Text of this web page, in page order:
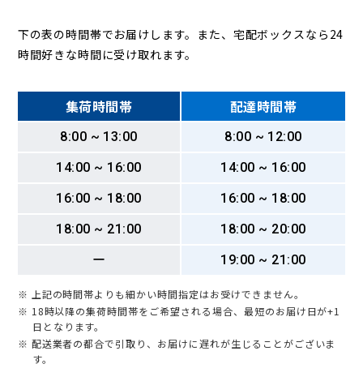
下の表の時間帯でお届けします。また、宅配ボックスなら24
時間好きな時間に受け取れます。
集荷時間帯 配達時間帯
8:00 ~ 13:00
8:00 ~ 12:00
14:00 ~ 16:00
14:00 ~ 16:00
16:00 ~ 18:00
16:00 ~ 18:00
18:00 ~ 21:00
18:00 ~ 20:00
ー
19:00 ~ 21:00
※ 上記の時間帯よりも細かい時間指定はお受けできません。
※ 18時以降の集荷時間帯をご希望される場合、最短のお届け日が+1
日となります。
※ 配送業者の都合で引取り、お届けに遅れが生じることがございま
す。